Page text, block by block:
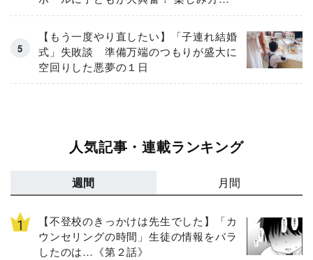
注意点をルポ
【もう一度やり直したい】「子連れ結婚
式」失敗談 準備万端のつもりが盛大に
空回りした悪夢の１日
人気記事・連載ランキング
週間 月間
【不登校のきっかけは先生でした】「カ
ウンセリングの時間」生徒の情報をバラ
したのは…《第２話》